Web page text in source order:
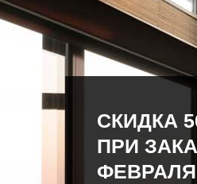
СКИДКА
ПРИ